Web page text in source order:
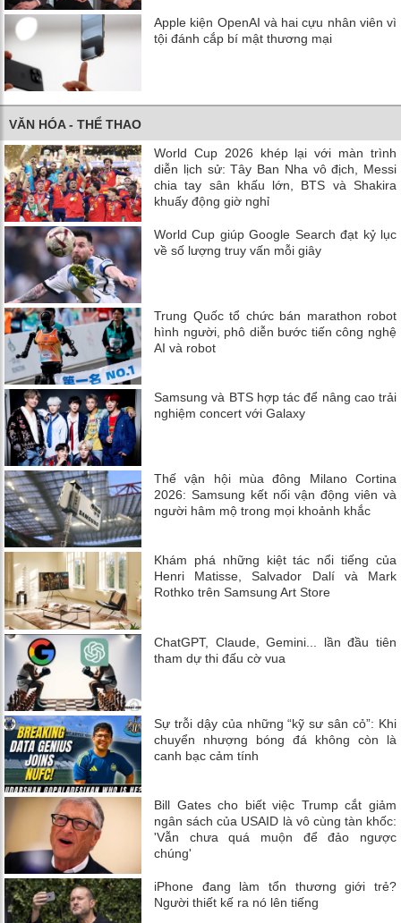
Apple kiện OpenAI và hai cựu nhân viên vì
tội đánh cắp bí mật thương mại
VĂN HÓA - THỂ THAO
World Cup 2026 khép lại với màn trình
diễn lịch sử: Tây Ban Nha vô địch, Messi
chia tay sân khấu lớn, BTS và Shakira
khuấy động giờ nghỉ
World Cup giúp Google Search đạt kỷ lục
về số lượng truy vấn mỗi giây
Trung Quốc tổ chức bán marathon robot
hình người, phô diễn bước tiến công nghệ
AI và robot
Samsung và BTS hợp tác để nâng cao trải
nghiệm concert với Galaxy
Thế vận hội mùa đông Milano Cortina
2026: Samsung kết nối vận động viên và
người hâm mộ trong mọi khoảnh khắc
Khám phá những kiệt tác nổi tiếng của
Henri Matisse, Salvador Dalí và Mark
Rothko trên Samsung Art Store
ChatGPT, Claude, Gemini... lần đầu tiên
tham dự thi đấu cờ vua
Sự trỗi dậy của những “kỹ sư sân cỏ”: Khi
chuyển nhượng bóng đá không còn là
canh bạc cảm tính
Bill Gates cho biết việc Trump cắt giảm
ngân sách của USAID là vô cùng tàn khốc:
'Vẫn chưa quá muộn để đảo ngược
chúng'
iPhone đang làm tổn thương giới trẻ?
Người thiết kế ra nó lên tiếng